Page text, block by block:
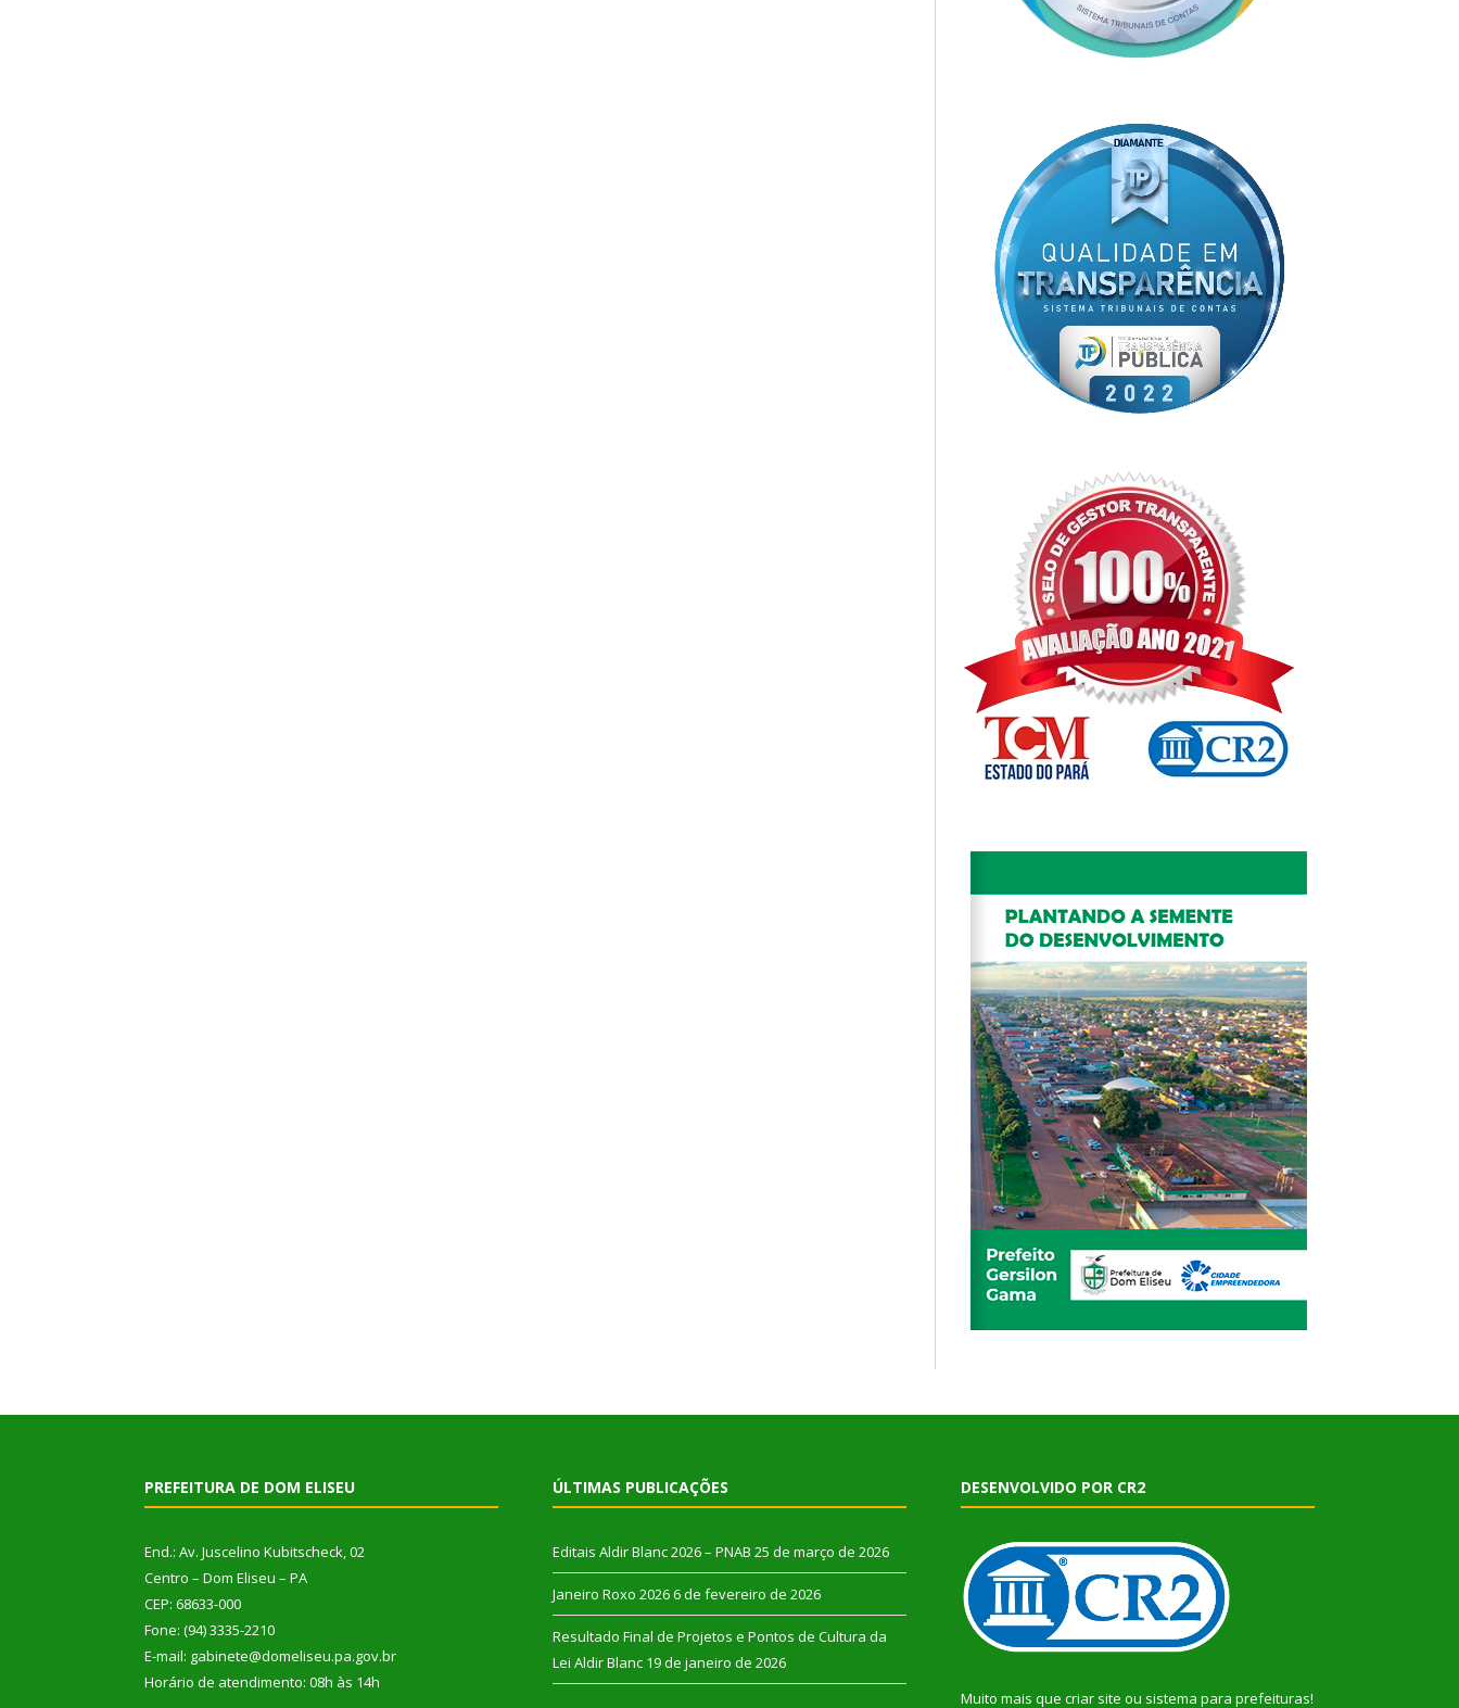
PREFEITURA DE DOM ELISEU
End.: Av. Juscelino Kubitscheck, 02
Centro – Dom Eliseu – PA
CEP: 68633-000
Fone: (94) 3335-2210
E-mail: gabinete@domeliseu.pa.gov.br
Horário de atendimento: 08h às 14h
ÚLTIMAS PUBLICAÇÕES
Editais Aldir Blanc 2026 – PNAB 25 de março de 2026
Janeiro Roxo 2026 6 de fevereiro de 2026
Resultado Final de Projetos e Pontos de Cultura da
Lei Aldir Blanc 19 de janeiro de 2026
DESENVOLVIDO POR CR2
Muito mais que criar site ou sistema para prefeituras!